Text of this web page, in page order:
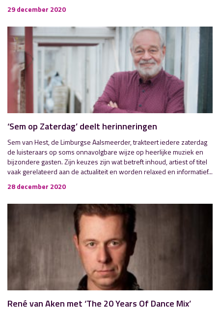
29 december 2020
‘Sem op Zaterdag’ deelt herinneringen
Sem van Hest, de Limburgse Aalsmeerder, trakteert iedere zaterdag
de luisteraars op soms onnavolgbare wijze op heerlijke muziek en
bijzondere gasten. Zijn keuzes zijn wat betreft inhoud, artiest of titel
vaak gerelateerd aan de actualiteit en worden relaxed en informatief...
28 december 2020
René van Aken met ‘The 20 Years Of Dance Mix’